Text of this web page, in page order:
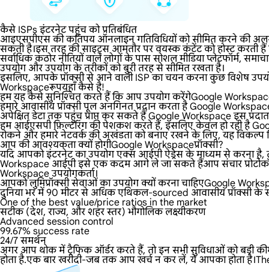
कैसे ISPs इंटरनेट पहुंच को प्रतिबंधित
आइएसपीएस की कतिपय ऑनलाइन गतिविधियों को सीमित करने की
सकती है।इस तरह की साइट्स आमतौर पर वयस्क कंटेंट को होस्ट करती
सर्वाधिक कठोर नीतियों वाले लोगों के पास सोशल मीडिया प्लेटफॉर्म,
उपयोग और उपयोग के तरीकों को बुरी तरह से सीमित रखता है।
इसलिए, आपके प्रॉक्सी से आने वाली ISP का चयन करना कुछ विशेष
Workspaceरूपयहाँ कैसे है!
हम यह कैसे सुनिश्चित करते हैं कि आप उपयोग करेंगेGoogle
हमारे आवासीय प्रॉक्सी पूल अनगिनत प्रदान करता है Google
अपेक्षित डेटा तक पहुंच प्राप्त कर सकते हैं Google Workspace इस
हम आईएसपी फ़िल्टरिंग की पेशकश करते हैं, इसलिए केवल हो रही है
रोकने और हमारे नेटवर्क की अखंडता को बनाए रखने के लिए, यह विकल्प
आप की आवश्यकता क्यों होगीGoogle Workspaceप्रॉक्सी?
यदि आपको इंटरनेट का उपयोग एक्स आईपी ऐड्रेस के माध्यम से करना है,
Workspace आईपी इसे एक कदम आगे ले जा सकते हैंआप संचार
Workspace उपयोगकर्ता।
आपको लुमिप्रॉक्सी सेवाओं का उपयोग क्यों करना चाहिएGoogle
दुनिया भर में 90 मीटर से अधिक एथिकल-sourced आवासीय प्रॉक्सी के
One of the best value/price ratios in the market
सटीक (देश, राज्य, और शहर स्तर) भौगोलिक लक्ष्यीकरण
Advanced session control
99.67% success rate
24/7 समर्थन
अगर आप थोक में ट्रैफिक ऑर्डर करते हैं, तो इन सभी सुविधाओं को बड़ी
होता है.एक बार खरीदी-जब तक आप खर्च न कर लें, ये आपका होता